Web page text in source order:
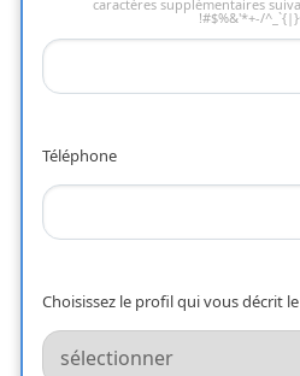
caractères supplémentaires
!#$%&'*+-/
Téléphone
Choisissez le profil qui vous décrit